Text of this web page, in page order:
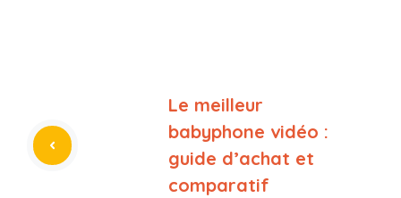
Le meilleur
babyphone vidéo :
guide d’achat et
comparatif